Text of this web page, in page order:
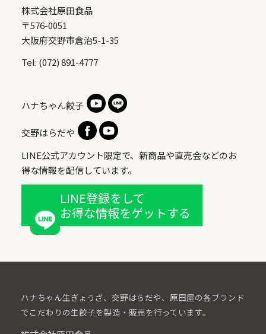
株式会社原田食品
〒576-0051
大阪府交野市倉治5-1-35
Tel: (072) 891-4777
ハナちゃん餃子
交野はらだや
LINE公式アカウント限定で、新商品や直売会などのお
得な情報を配信しています。
LINE登録をして
お得な情報をゲットする
ハナちゃん生ぎょうざ、交野はらだや、原田屋の各ブランド
でこだわりの生餃子を製造・販売を行っています。